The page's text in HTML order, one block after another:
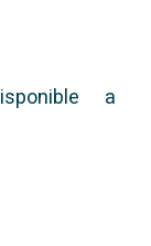
a